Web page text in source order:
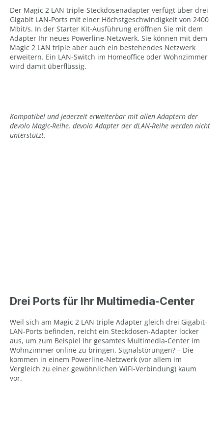
Der Magic 2 LAN triple-Steckdosenadapter verfügt über drei
Gigabit LAN-Ports mit einer Höchstgeschwindigkeit von 2400
Mbit/s. In der Starter Kit-Ausführung eröffnen Sie mit dem
Adapter Ihr neues Powerline-Netzwerk. Sie können mit dem
Magic 2 LAN triple aber auch ein bestehendes Netzwerk
erweitern. Ein LAN-Switch im Homeoffice oder Wohnzimmer
wird damit überflüssig.
Kompatibel und jederzeit erweiterbar mit allen Adaptern der
devolo Magic-Reihe. devolo Adapter der dLAN-Reihe werden nicht
unterstützt.
Drei Ports für Ihr Multimedia-Center
Weil sich am Magic 2 LAN triple Adapter gleich drei Gigabit-
LAN-Ports befinden, reicht ein Steckdosen-Adapter locker
aus, um zum Beispiel Ihr gesamtes Multimedia-Center im
Wohnzimmer online zu bringen. Signalstörungen? – Die
kommen in einem Powerline-Netzwerk (vor allem im
Vergleich zu einer gewöhnlichen WiFi-Verbindung) kaum
vor.